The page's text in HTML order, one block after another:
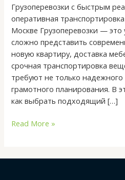
Грузоперевозки с быстрым
оперативная
Москве Грузоперевозки — это
сложно представить
новую квартиру, доставка
срочная транспортировка
требуют не только
грамотного планирования. В
как выбрать подходящий […]
переезд.
Контакты
по
грузоперевозкам!
Read More »